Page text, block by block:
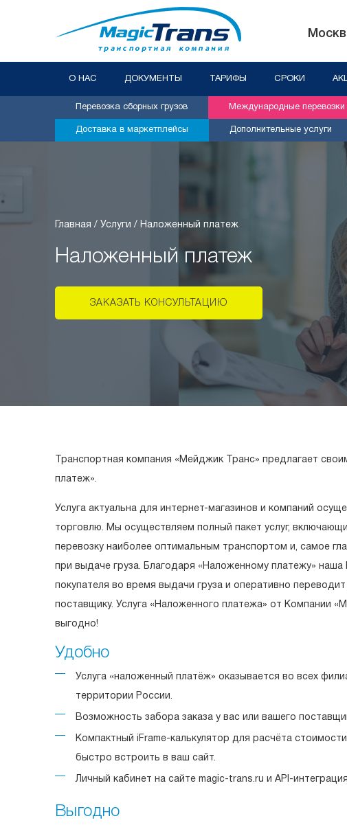
О НАС ДОКУМЕНТЫ ТАРИФЫ СРОКИ
Перевозка сборных грузов Международные перевозки
Доставка в маркетплейсы Дополнительные услуги
Главная / Услуги / Наложенный платеж
Наложенный платеж
ЗАКАЗАТЬ КОНСУЛЬТАЦИЮ
Транспортная компания «Мейджик Транс» предлагает
платеж».
Услуга актуальна для интернет-магазинов и компаний
торговлю. Мы осуществляем полный пакет услуг,
перевозку наиболее оптимальным транспортом и, самое
при выдаче груза. Благодаря «Наложенному платежу» наша
покупателя во время выдачи груза и оперативно
поставщику. Услуга «Наложенного платежа» от Компании
выгодно!
Удобно
Услуга «наложенный платёж» оказывается во всех
территории России.
Возможность забора заказа у вас или вашего
Компактный iFrame-калькулятор для расчёта
быстро встроить в ваш сайт.
Личный кабинет на сайте magic-trans.ru и API-
Выгодно